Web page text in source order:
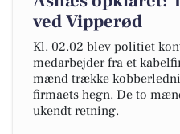
ved Vipperød
Kl. 02.02 blev politiet
medarbejder fra et
mænd trække
firmaets hegn. De to
ukendt retning.